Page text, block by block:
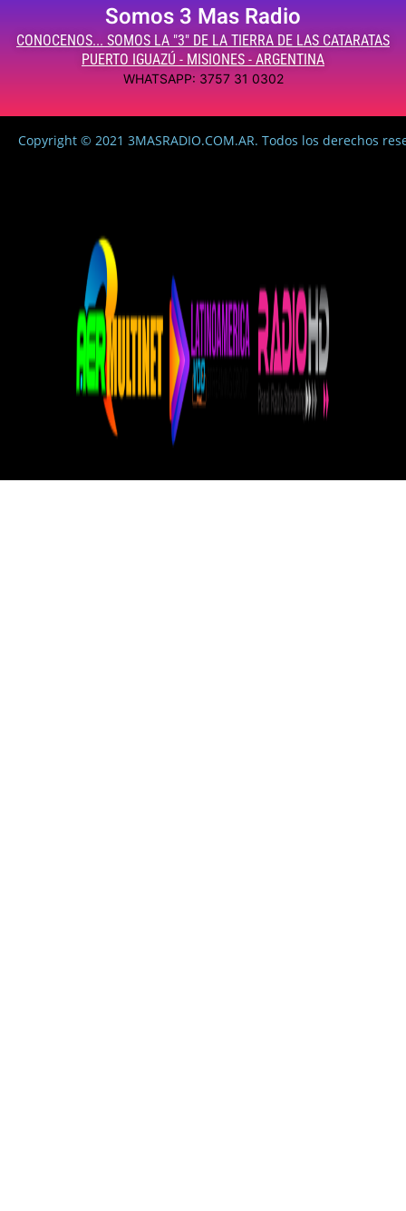
Somos 3 Mas Radio
CONOCENOS... SOMOS LA "3" DE LA TIERRA DE LAS CATARATAS
PUERTO IGUAZÚ - MISIONES - ARGENTINA
WHATSAPP: 3757 31 0302
Copyright © 2021 3MASRADIO.COM.AR. Todos los derechos